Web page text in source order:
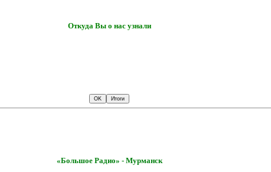
Откуда Вы о нас узнали
«Большое Радио» - Мурманск